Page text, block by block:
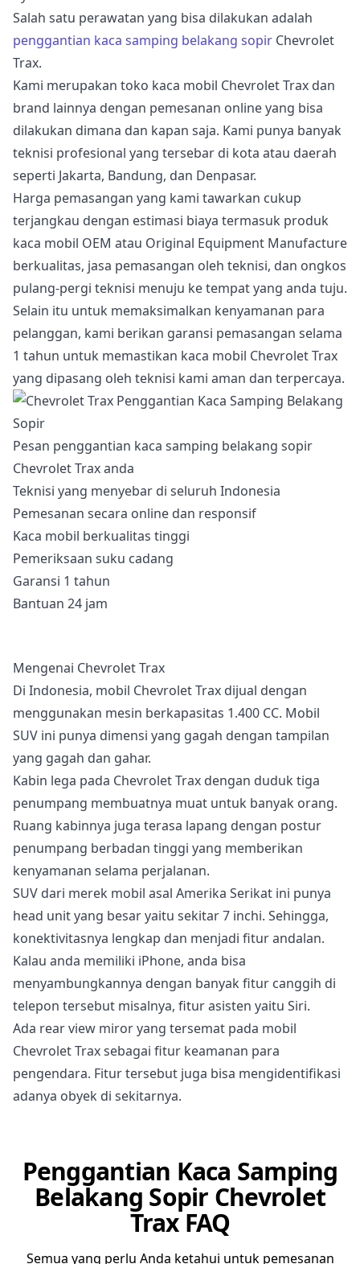
Salah satu perawatan yang bisa dilakukan adalah
penggantian kaca samping belakang sopir Chevrolet
Trax.
Kami merupakan toko kaca mobil Chevrolet Trax dan
brand lainnya dengan pemesanan online yang bisa
dilakukan dimana dan kapan saja. Kami punya banyak
teknisi profesional yang tersebar di kota atau daerah
seperti Jakarta, Bandung, dan Denpasar.
Harga pemasangan yang kami tawarkan cukup
terjangkau dengan estimasi biaya termasuk produk
kaca mobil OEM atau Original Equipment Manufacture
berkualitas, jasa pemasangan oleh teknisi, dan ongkos
pulang-pergi teknisi menuju ke tempat yang anda tuju.
Selain itu untuk memaksimalkan kenyamanan para
pelanggan, kami berikan garansi pemasangan selama
1 tahun untuk memastikan kaca mobil Chevrolet Trax
yang dipasang oleh teknisi kami aman dan terpercaya.
Pesan penggantian kaca samping belakang sopir
Chevrolet Trax anda
Teknisi yang menyebar di seluruh Indonesia
Pemesanan secara online dan responsif
Kaca mobil berkualitas tinggi
Pemeriksaan suku cadang
Garansi 1 tahun
Bantuan 24 jam
Mengenai Chevrolet Trax
Di Indonesia, mobil Chevrolet Trax dijual dengan
menggunakan mesin berkapasitas 1.400 CC. Mobil
SUV ini punya dimensi yang gagah dengan tampilan
yang gagah dan gahar.
Kabin lega pada Chevrolet Trax dengan duduk tiga
penumpang membuatnya muat untuk banyak orang.
Ruang kabinnya juga terasa lapang dengan postur
penumpang berbadan tinggi yang memberikan
kenyamanan selama perjalanan.
SUV dari merek mobil asal Amerika Serikat ini punya
head unit yang besar yaitu sekitar 7 inchi. Sehingga,
konektivitasnya lengkap dan menjadi fitur andalan.
Kalau anda memiliki iPhone, anda bisa
menyambungkannya dengan banyak fitur canggih di
telepon tersebut misalnya, fitur asisten yaitu Siri.
Ada rear view miror yang tersemat pada mobil
Chevrolet Trax sebagai fitur keamanan para
pengendara. Fitur tersebut juga bisa mengidentifikasi
adanya obyek di sekitarnya.
Penggantian Kaca Samping
Belakang Sopir Chevrolet
Trax FAQ
Semua yang perlu Anda ketahui untuk pemesanan